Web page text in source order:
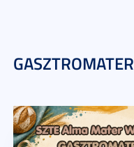
GASZTROMATER